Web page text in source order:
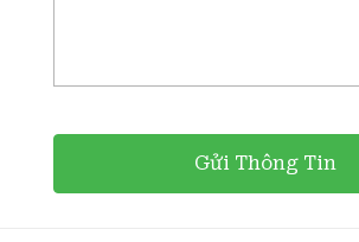
Gửi Thông Tin